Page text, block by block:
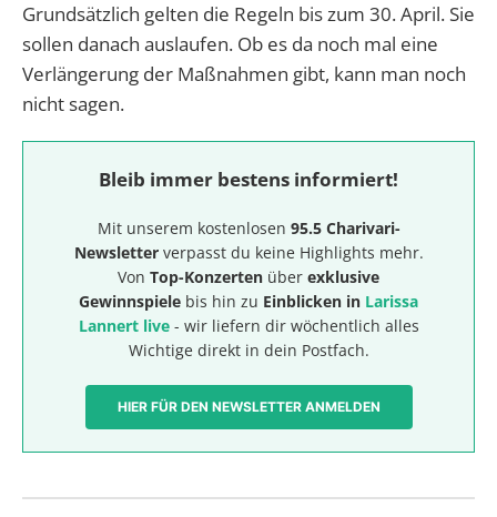
Grundsätzlich gelten die Regeln bis zum 30. April. Sie
sollen danach auslaufen. Ob es da noch mal eine
Verlängerung der Maßnahmen gibt, kann man noch
nicht sagen.
Bleib immer bestens informiert!
Mit unserem kostenlosen 95.5 Charivari-
Newsletterverpasst du keine Highlights mehr.
Von Top-Konzerten über exklusive
Gewinnspiele bis hin zu Einblicken in Larissa
Lannert live- wir liefern dir wöchentlich alles
Wichtige direkt in dein Postfach.
HIER FÜR DEN NEWSLETTER ANMELDEN